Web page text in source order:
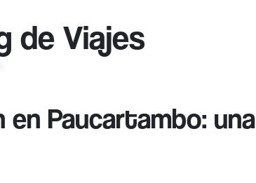
de Viajes
en Paucartambo: una